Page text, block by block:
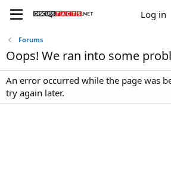
Log in
Forums
Oops! We ran into some
An error occurred while the page was
try again later.